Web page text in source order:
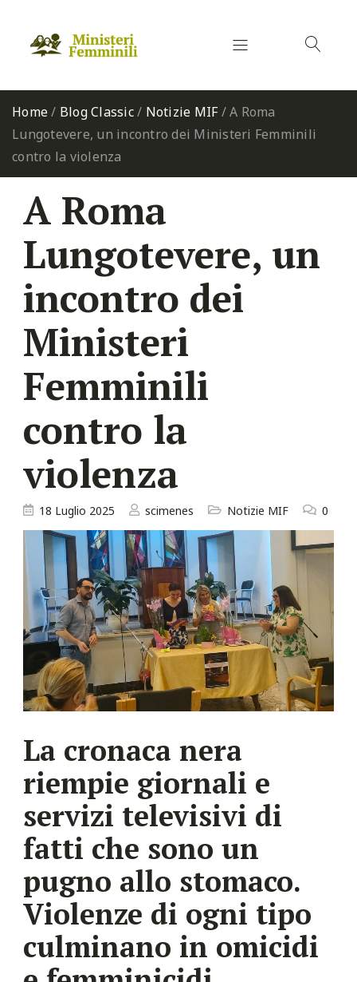
Home/ Blog Classic/ Notizie MIF /A Roma
Lungotevere, un incontro dei Ministeri Femminili
contro la violenza
A Roma
Lungotevere, un
incontro dei
Ministeri
Femminili
contro la
violenza
18 Luglio 2025 scimenes Notizie MIF 0
La cronaca nera
riempie giornali e
servizi televisivi di
fatti che sono un
pugno allo stomaco.
Violenze di ogni tipo
culminano in omicidi